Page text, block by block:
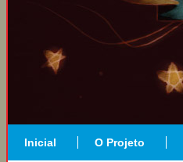
Inicial O Projeto